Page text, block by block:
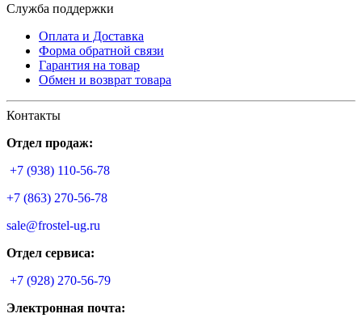
Служба поддержки
Оплата и Доставка
Форма обратной связи
Гарантия на товар
Обмен и возврат товара
Контакты
Отдел продаж:
+7 (938) 110-56-78
+7 (863) 270-56-78
sale@frostel-ug.ru
Отдел сервиса:
+7 (928) 270-56-79
Электронная почта: